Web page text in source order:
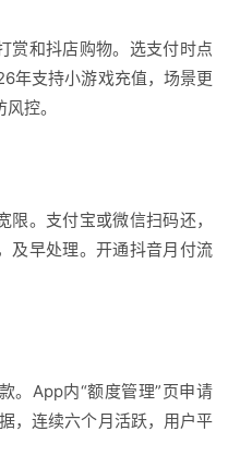
赏和抖店购物。选支付时点
年支持小游戏充值，场景更
控。
。支付宝或微信扫码还，
及早处理。开通抖音月付流
。App内“额度管理”页申请
，连续六个月活跃，用户平